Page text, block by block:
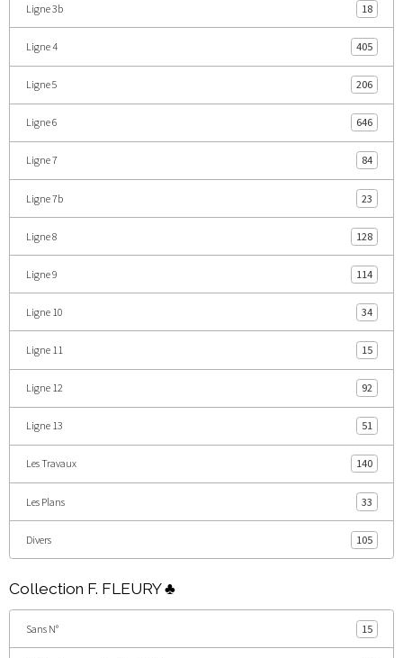
Ligne 3b 18
Ligne 4 405
Ligne 5 206
Ligne 6 646
Ligne 7 84
Ligne 7b 23
Ligne 8 128
Ligne 9 114
Ligne 10 34
Ligne 11 15
Ligne 12 92
Ligne 13 51
Les Travaux 140
Les Plans 33
Divers 105
Collection F. FLEURY ♣
Sans N° 15